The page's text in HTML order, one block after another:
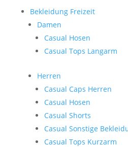
Bekleidung Freizeit
Damen
Casual Hosen
Casual Tops Langarm
Herren
Casual Caps Herren
Casual Hosen
Casual Shorts
Casual Sonstige
Casual Tops Kurzarm